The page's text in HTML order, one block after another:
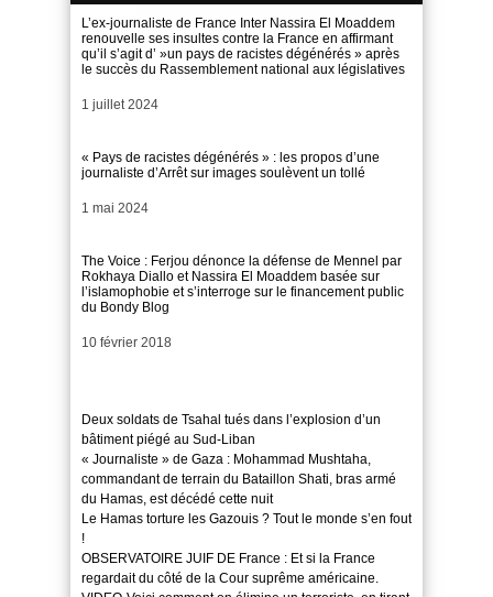
L’ex-journaliste de France Inter Nassira El Moaddem
renouvelle ses insultes contre la France en affirmant
qu’il s’agit d’ »un pays de racistes dégénérés » après
le succès du Rassemblement national aux législatives
Date
1 juillet 2024
« Pays de racistes dégénérés » : les propos d’une
journaliste d’Arrêt sur images soulèvent un tollé
Date
1 mai 2024
The Voice : Ferjou dénonce la défense de Mennel par
Rokhaya Diallo et Nassira El Moaddem basée sur
l’islamophobie et s’interroge sur le financement public
du Bondy Blog
Date
10 février 2018
Deux soldats de Tsahal tués dans l’explosion d’un
bâtiment piégé au Sud-Liban
« Journaliste » de Gaza : Mohammad Mushtaha,
commandant de terrain du Bataillon Shati, bras armé
du Hamas, est décédé cette nuit
Le Hamas torture les Gazouis ? Tout le monde s’en fout
!
OBSERVATOIRE JUIF DE France : Et si la France
regardait du côté de la Cour suprême américaine.